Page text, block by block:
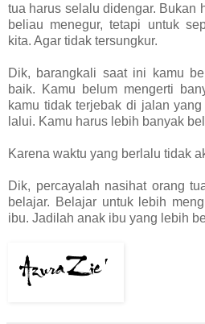
tua harus selalu didengar. Bukan
beliau menegur, tetapi untuk
kita. Agar tidak tersungkur.
Dik, barangkali saat ini kamu
baik. Kamu belum mengerti
kamu tidak terjebak di jalan
lalui. Kamu harus lebih banyak
Karena waktu yang berlalu tidak
Dik, percayalah nasihat orang
belajar. Belajar untuk lebih
ibu. Jadilah anak ibu yang lebih